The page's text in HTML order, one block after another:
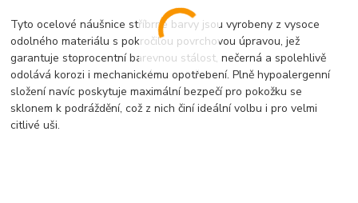
Tyto ocelové náušnice stříbrné barvy jsou vyrobeny z vysoce
odolného materiálu s pokročilou povrchovou úpravou, jež
garantuje stoprocentní barevnou stálost, nečerná a spolehlivě
odolává korozi i mechanickému opotřebení. Plně hypoalergenní
složení navíc poskytuje maximální bezpečí pro pokožku se
sklonem k podráždění, což z nich činí ideální volbu i pro velmi
citlivé uši.